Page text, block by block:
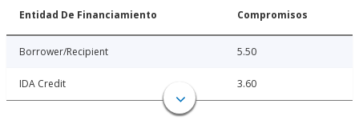
Entidad De Financiamiento Compromisos
Borrower/Recipient 5.50
IDA Credit 3.60